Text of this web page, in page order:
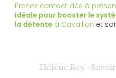
Prenez contact dès à
idéale pour booster le
la détente à Cavaillon et
Hélène Rey :